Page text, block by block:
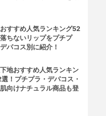
すすめ人気ランキング52
ちないリップをプチプ
パコス別に紹介！
地おすすめ人気ランキン
！プチプラ・デパコス・
向けナチュラル商品も登